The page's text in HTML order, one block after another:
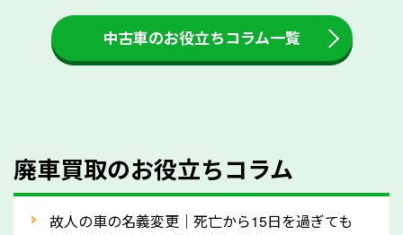
付金をお客様に返還しない業者もあります。廃車査定
をする際には、自動車税の還付金の返還があるかどう
かを確認するようにしてください。福岡県のソコカラ
人気の車種は廃車の状態でも、高価買取が可能です。
中古車のお役立ちコラム一覧
廃車買取のお役立ちコラム
故人の車の名義変更｜死亡から15日を過ぎても